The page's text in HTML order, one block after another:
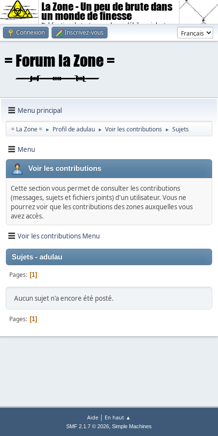
La Zone - Un peu de brute dans
un monde de finesse
Publication de textes sombres, débiles, violents.
Connexion
Inscrivez-vous
Menu principal
= La Zone = ► Profil de adulau ► Voir les contributions ► Sujets
Menu
Voir les contributions
Cette section vous permet de consulter les contributions
(messages, sujets et fichiers joints) d'un utilisateur. Vous ne
pourrez voir que les contributions des zones auxquelles vous
avez accès.
Voir les contributions Menu
Sujets - adulau
Pages 1
Aucun sujet n'a encore été posté.
Pages 1
Aide | En haut ▲
SMF 2.1.7 © 2026, Simple Machines